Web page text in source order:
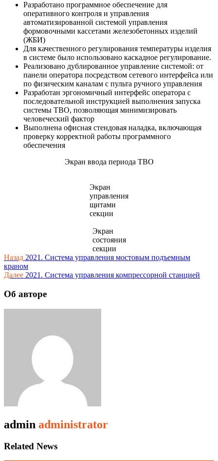
Разработано программное обеспечение для
оперативного контроля и управления
автоматизированной системой управления
формовочными кассетами железобетонных изделий
(ЖБИ)
Для качественного регулирования температуры изделия
в системе было использовано каскадное регулирование.
Реализовано дублированное управление системой: от
панели оператора посредством сетевого интерфейса или
по физическим каналам с пульта ручного управления
Разработан эргономичный интерфейс оператора с
последовательной инструкцией выполнения запуска
системы ТВО, позволяющая минимизировать
человеческий фактор
Выполнена офисная стендовая наладка, включающая
проверку корректной работы программного
обеспечения
Экран ввода периода ТВО
Экран
управления
щитами
секции
Экран
состояния
секции
Навигация
по
Назад 2021. Система управления мостовым подъемным
краном
Далее 2021. Система управления компрессорной станцией
Об авторе
admin administrator
Related News